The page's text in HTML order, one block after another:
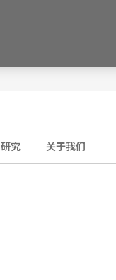
研究 关于我们